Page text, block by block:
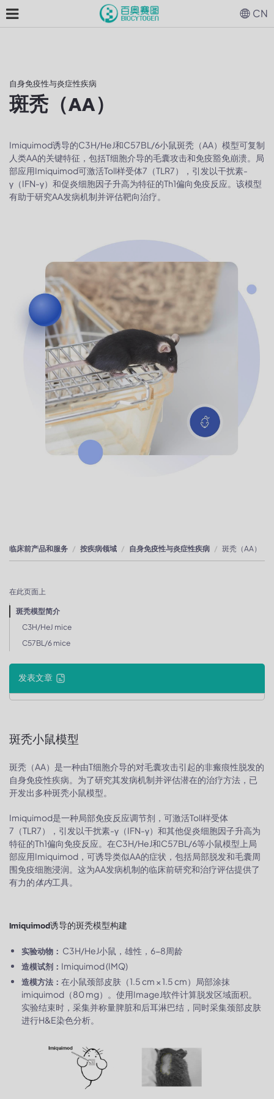
自身免疫性与炎症性疾病
斑秃（AA）
Imiquimod诱导的C3H/HeJ和C57BL/6小鼠斑秃（AA）模型可复制
人类AA的关键特征，包括T细胞介导的毛囊攻击和免疫豁免崩溃。局
部应用Imiquimod可激活Toll样受体7（TLR7），引发以干扰素-
γ（IFN-γ）和促炎细胞因子升高为特征的Th1偏向免疫反应。该模型
有助于研究AA发病机制并评估靶向治疗。
临床前产品和服务 按疾病领域 自身免疫性与炎症性疾病 斑秃（AA）
在此页面上
斑秃模型简介
C3H/HeJ mice
C57BL/6 mice
发表文章
斑秃小鼠模型
斑秃（AA）是一种由T细胞介导的对毛囊攻击引起的非瘢痕性脱发的
自身免疫性疾病。为了研究其发病机制并评估潜在的治疗方法，已
开发出多种斑秃小鼠模型。
Imiquimod是一种局部免疫反应调节剂，可激活Toll样受体
7（TLR7），引发以干扰素-γ（IFN-γ）和其他促炎细胞因子升高为
特征的Th1偏向免疫反应。在C3H/HeJ和C57BL/6等小鼠模型上局
部应用Imiquimod，可诱导类似AA的症状，包括局部脱发和毛囊周
围免疫细胞浸润。这为AA发病机制的临床前研究和治疗评估提供了
有力的体内工具。
Imiquimod诱导的斑秃模型构建
实验动物： C3H/HeJ小鼠，雄性，6-8周龄
造模试剂： Imiquimod (IMQ)
造模方法： 在小鼠颈部皮肤（1.5 cm × 1.5 cm）局部涂抹
imiquimod（80 mg）。使用ImageJ软件计算脱发区域面积。
实验结束时，采集并称量脾脏和后耳淋巴结，同时采集颈部皮肤
进行H&E染色分析。
CN